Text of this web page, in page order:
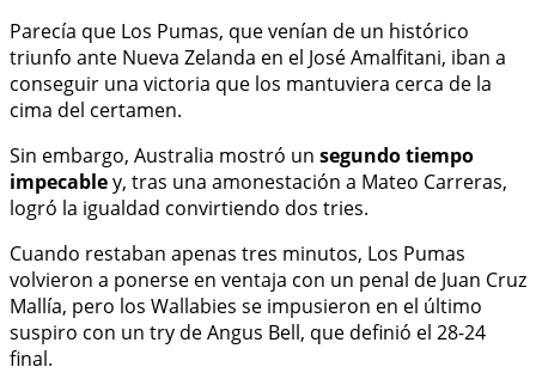
Parecía que Los Pumas, que venían de un histórico
triunfo ante Nueva Zelanda en el José Amalfitani, iban a
conseguir una victoria que los mantuviera cerca de la
cima del certamen.
Sin embargo, Australia mostró un segundo tiempo
impecabley, tras una amonestación a Mateo Carreras,
logró la igualdad convirtiendo dos tries.
Cuando restaban apenas tres minutos, Los Pumas
volvieron a ponerse en ventaja con un penal de Juan Cruz
Mallía, pero los Wallabies se impusieron en el último
suspiro con un try de Angus Bell, que definió el 28-24
final.